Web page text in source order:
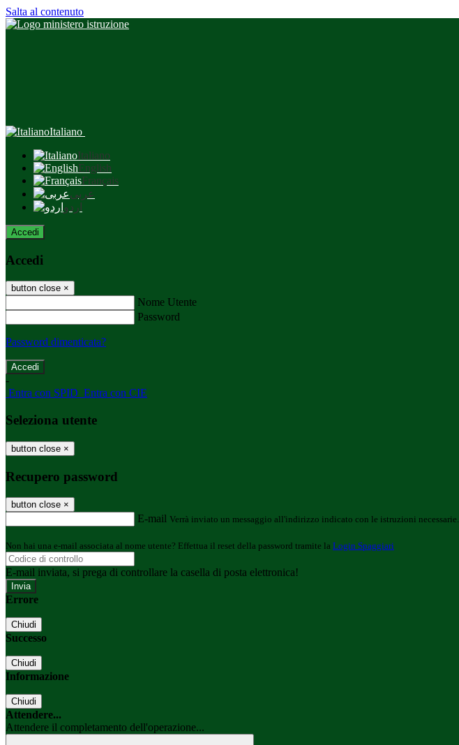
Salta al contenuto
Italiano
Italiano
English
Français
عربى
اردو
Accedi
Accedi
button close ×
Nome Utente
Password
Password dimenticata?
-
Entra con SPID Entra con CIE
Seleziona utente
button close ×
Recupero password
button close ×
E-mail Verrà inviato un messaggio all'indirizzo indicato con le istruzioni necessarie.
Non hai una e-mail associata al nome utente? Effettua il reset della password tramite la Login Spaggiari
E-mail inviata, si prega di controllare la casella di posta elettronica!
Errore
Chiudi
Successo
Chiudi
Informazione
Chiudi
Attendere...
Attendere il completamento dell'operazione...